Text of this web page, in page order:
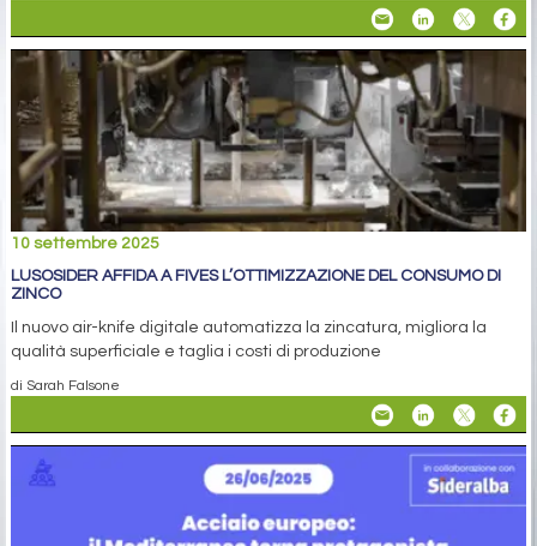
10 settembre 2025
LUSOSIDER AFFIDA A FIVES L’OTTIMIZZAZIONE DEL CONSUMO DI
ZINCO
Il nuovo air-knife digitale automatizza la zincatura, migliora la
qualità superficiale e taglia i costi di produzione
di Sarah Falsone